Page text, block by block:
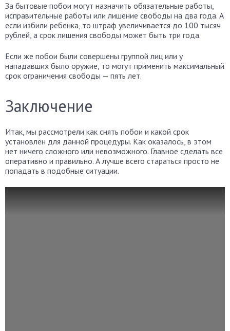
За бытовые побои могут назначить обязательные работы,
исправительные работы или лишение свободы на два года. А
если избили ребенка, то штраф увеличивается до 100 тысяч
рублей, а срок лишения свободы может быть три года.
Если же побои были совершены группой лиц или у
нападавших было оружие, то могут применить максимальный
срок ограничения свободы — пять лет.
Заключение
Итак, мы рассмотрели как снять побои и какой срок
установлен для данной процедуры. Как оказалось, в этом
нет ничего сложного или невозможного. Главное сделать все
оперативно и правильно. А лучше всего стараться просто не
попадать в подобные ситуации.